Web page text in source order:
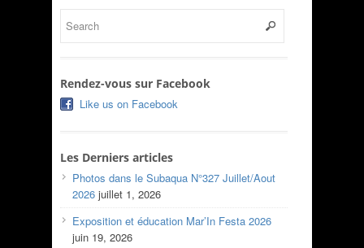
Rendez-vous sur Facebook
Like us on Facebook
Les Derniers articles
Photos dans le Subaqua N°327 Juillet/Aout
2026 juillet 1, 2026
Exposition et éducation Mar’In Festa 2026
juin 19, 2026